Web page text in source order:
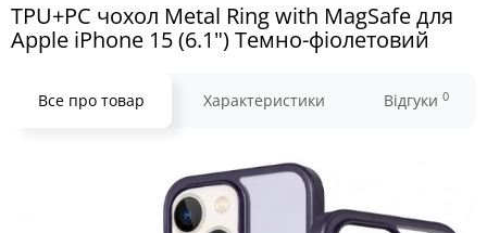
TPU+PC чохол Metal Ring with MagSafe для
Apple iPhone 15 (6.1") Темно-фіолетовий
Все про товар Характеристики Відгуки 0